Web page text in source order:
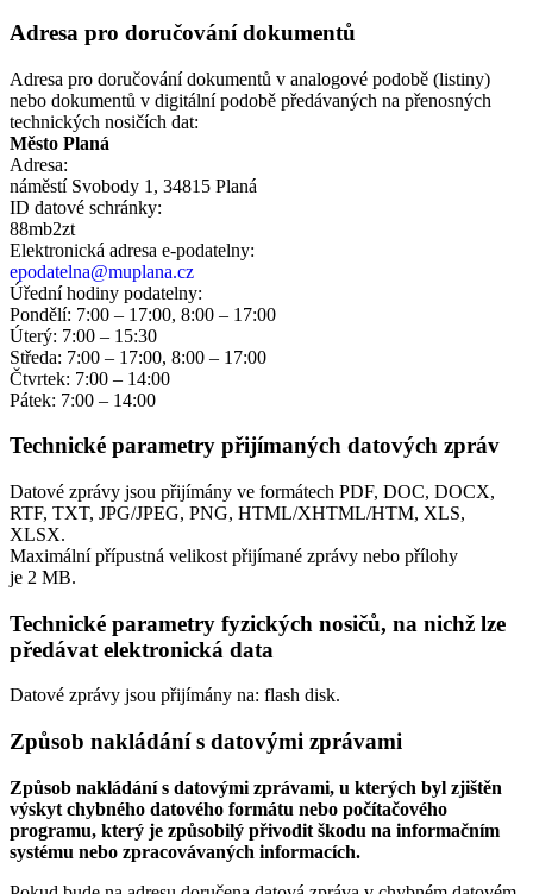
Adresa pro doručování dokumentů
Adresa pro doručování dokumentů v analogové podobě (listiny)
nebo dokumentů v digitální podobě předávaných na přenosných
technických nosičích dat:
Město Planá
Adresa:
náměstí Svobody 1, 34815 Planá
ID datové schránky:
88mb2zt
Elektronická adresa e‑podatelny:
epodatelna@muplana.cz
Úřední hodiny podatelny:
Pondělí: 7:00 – 17:00, 8:00 – 17:00
Úterý: 7:00 – 15:30
Středa: 7:00 – 17:00, 8:00 – 17:00
Čtvrtek: 7:00 – 14:00
Pátek: 7:00 – 14:00
Technické parametry přijímaných datových zpráv
Datové zprávy jsou přijímány ve formátech PDF, DOC, DOCX,
RTF, TXT, JPG/JPEG, PNG, HTML/XHTML/HTM, XLS,
XLSX.
Maximální přípustná velikost přijímané zprávy nebo přílohy
je 2 MB.
Technické parametry fyzických nosičů, na nichž lze
předávat elektronická data
Datové zprávy jsou přijímány na: flash disk.
Způsob nakládání s datovými zprávami
Způsob nakládání s datovými zprávami, u kterých byl zjištěn
výskyt chybného datového formátu nebo počítačového
programu, který je způsobilý přivodit škodu na informačním
systému nebo zpracovávaných informacích.